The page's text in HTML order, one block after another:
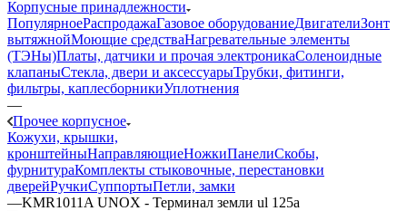
Корпусные принадлежности
ПопулярноеРаспродажаГазовое оборудованиеДвигателиЗонт
вытяжнойМоющие средстваНагревательные элементы
(ТЭНы)Платы, датчики и прочая электроникаСоленоидные
клапаныСтекла, двери и аксессуарыТрубки, фитинги,
фильтры, каплесборникиУплотнения
—
Прочее корпусное
Кожухи, крышки,
кронштейныНаправляющиеНожкиПанелиCкобы,
фурнитураКомплекты стыковочные, перестановки
дверейРучкиСуппортыПетли, замки
—KMR1011A UNOX - Терминал земли ul 125a